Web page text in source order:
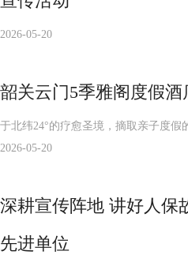
2026-05-20
韶关云门5季雅阁度假
于北纬24°的疗愈圣境，摘取亲子度假
2026-05-20
深耕宣传阵地 讲好人
先进单位